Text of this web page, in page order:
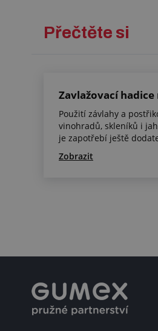
Přečtěte si
Zavlažovací hadice
Použití závlahy a
vinohradů, skleníků i
je zapotřebí ještě
Zobrazit